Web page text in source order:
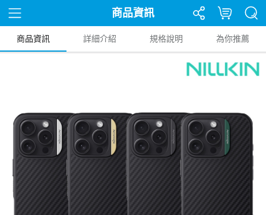
商品資訊
商品資訊 詳細介紹 規格說明 為你推薦